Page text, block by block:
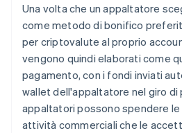
Una volta che un appaltatore
come metodo di bonifico
per criptovalute al proprio
vengono quindi elaborati come
pagamento, con i fondi inviati
wallet dell'appaltatore nel giro di
appaltatori possono spendere
attività commerciali che le